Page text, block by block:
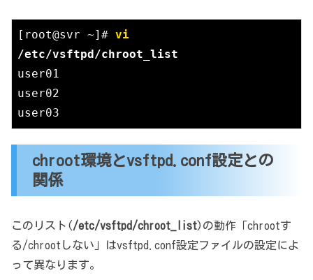
[root@svr ~]# vi
/etc/vsftpd/chroot_list
user01
user02
user03
chroot環境とvsftpd.conf設定との
関係
このリスト(/etc/vsftpd/chroot_list)の動作「chrootす
る/chrootしない」はvsftpd.conf設定ファイルの設定によ
って異なります。